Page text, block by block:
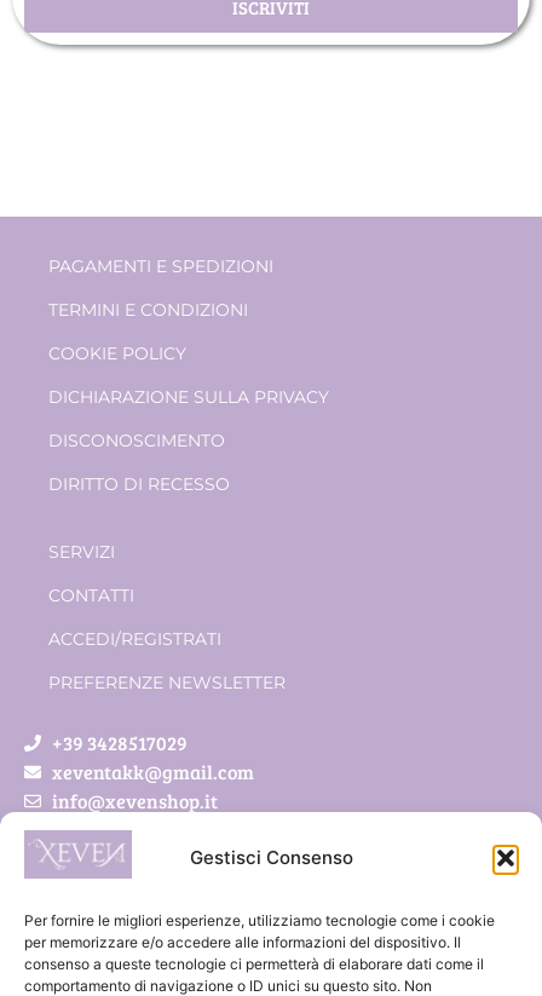
Gestisci Consenso
Per fornire le migliori esperienze, utilizziamo tecnologie come i cookie
per memorizzare e/o accedere alle informazioni del dispositivo. Il
consenso a queste tecnologie ci permetterà di elaborare dati come il
comportamento di navigazione o ID unici su questo sito. Non
ISCRIVITI
PAGAMENTI E SPEDIZIONI
TERMINI E CONDIZIONI
COOKIE POLICY
DICHIARAZIONE SULLA PRIVACY
DISCONOSCIMENTO
DIRITTO DI RECESSO
SERVIZI
CONTATTI
ACCEDI/REGISTRATI
PREFERENZE NEWSLETTER
+39 3428517029
xeventakk@gmail.com
info@xevenshop.it
Xeven di Pietrobon Simona
Via Roveda 5/a
41011 Campogalliano (MO)
P.IVA 03888300369